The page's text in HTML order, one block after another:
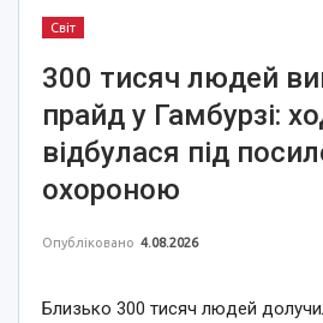
Світ
300 тисяч людей
прайд у Гамбурзі:
відбулася під
охороною
Опубліковано 4.08.2026
Близько 300 тисяч людей